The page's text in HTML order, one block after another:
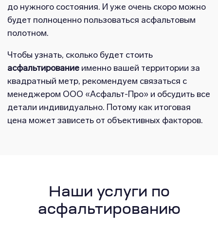
до нужного состояния. И уже очень скоро можно
будет полноценно пользоваться асфальтовым
полотном.
Чтобы узнать, сколько будет стоить
асфальтирование именно вашей территории за
квадратный метр, рекомендуем связаться с
менеджером ООО «Асфальт-Про» и обсудить все
детали индивидуально. Потому как итоговая
цена может зависеть от объективных факторов.
Наши услуги по
асфальтированию